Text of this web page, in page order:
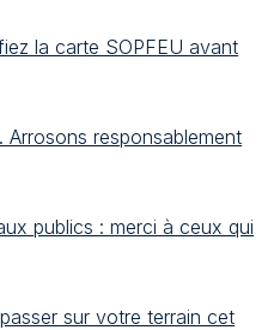
la carte SOPFEU avant
responsablement
publics : merci à ceux qui
sur votre terrain cet